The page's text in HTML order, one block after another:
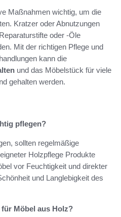
Maßnahmen wichtig, um die
Kratzer oder Abnutzungen
oder -Öle
Mit der richtigen Pflege und
kann die
und das Möbelstück für viele
gehalten werden.
pflegen?
sollten regelmäßige
Holzpflege Produkte
vor Feuchtigkeit und direkter
und Langlebigkeit des
Möbel aus Holz?